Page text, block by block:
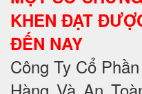
KHEN ĐẠT
ĐẾN NAY
Công Ty Cổ